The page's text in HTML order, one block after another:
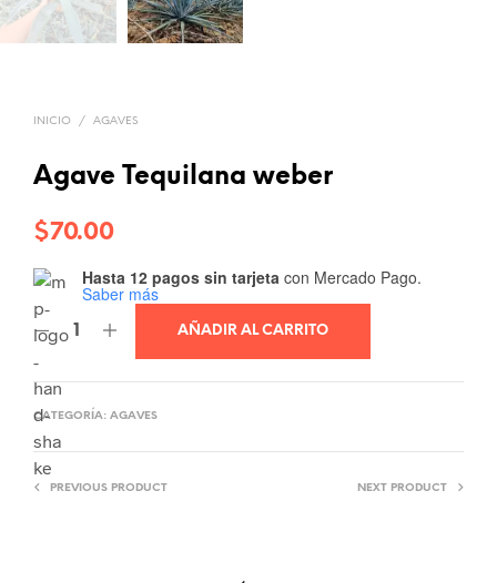
INICIO / AGAVES
Agave Tequilana weber
$70.00
Hasta 12 pagos sin tarjeta con Mercado Pago.
Saber más
AÑADIR AL CARRITO
CATEGORÍA: AGAVES
PREVIOUS PRODUCT NEXT PRODUCT